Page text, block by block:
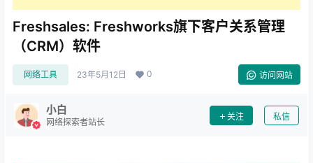
Freshsales: Freshworks旗下客户关系管理
（CRM）软件
网络工具 23年5月12日 0 访问网站
小白
网络探索者站长
关注 私信